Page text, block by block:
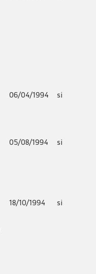
06/04/1994 si
05/08/1994 si
18/10/1994 si